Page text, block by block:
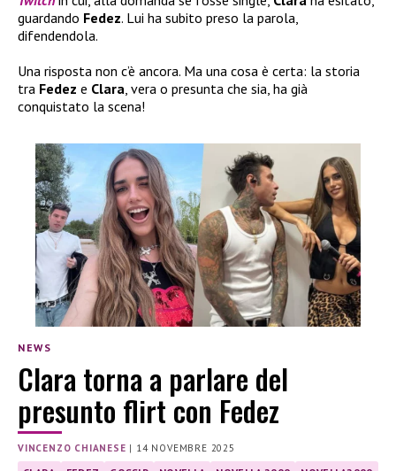
guardando Fedez. Lui ha subito preso la parola,
difendendola.
Una risposta non c’è ancora. Ma una cosa è certa: la storia
tra Fedez e Clara, vera o presunta che sia, ha già
conquistato la scena!
NEWS
Clara torna a parlare del
presunto flirt con Fedez
VINCENZO CHIANESE | 14 NOVEMBRE 2025